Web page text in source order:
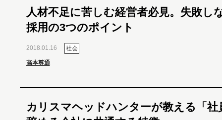
人材不足に苦しむ経営者必見。失敗し
採用の3つのポイント
2018.01.16 社会
高本尊通
カリスマヘッドハンターが教える「社